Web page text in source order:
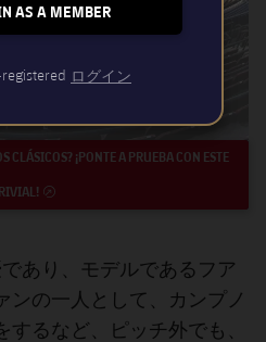
FC BARCELONA CLUB BADGE
AS A MEMBER
ログイン
CLÁSICOS? ¡PONTE A PRUEBA CON ESTE
EXTERNAL LINK
あり、モデルであるフア
ンの一人として、カンプノ
るなど、ピッチ外でも、